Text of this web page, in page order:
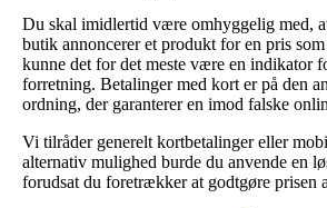
Du skal imidlertid være omhyggelig med,
butik annoncerer et produkt for en pris
kunne det for det meste være en indikator
forretning. Betalinger med kort er på den
ordning, der garanterer en imod falske
Vi tilråder generelt kortbetalinger eller
alternativ mulighed burde du anvende en
forudsat du foretrækker at godtgøre prisen